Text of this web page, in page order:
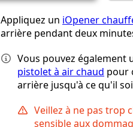
Appliquez un iOpener
arrière pendant deux
Vous pouvez également
pistolet à air chaud pour
arrière jusqu'à ce qu'il
Veillez à ne pas trop
sensible aux